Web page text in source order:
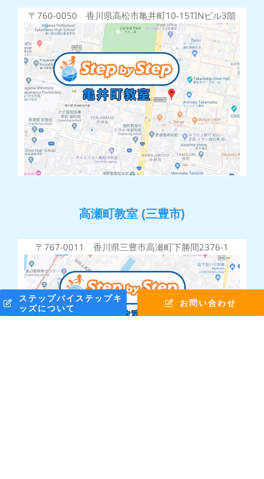
ステップバイステップキ
ッズについて
お問い合わせ
〒760-0050 香川県高松市亀井町10-15TINビル3階
高瀬町教室 (三豊市)
〒767-0011 香川県三豊市高瀬町下勝間2376-1